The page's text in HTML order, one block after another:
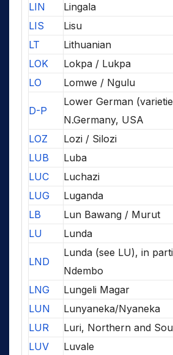
LIN
Lingala
LIS
Lisu
LT
Lithuanian
LOK
Lokpa / Lukpa
LO
Lomwe / Ngulu
D-P
Lower German
N.Germany, USA
LOZ
Lozi / Silozi
LUB
Luba
LUC
Luchazi
LUG
Luganda
LB
Lun Bawang / Murut
LU
Lunda
LND
Lunda (see LU), in
Ndembo
LNG
Lungeli Magar
LUN
Lunyaneka/Nyaneka
LUR
Luri, Northern and
LUV
Luvale